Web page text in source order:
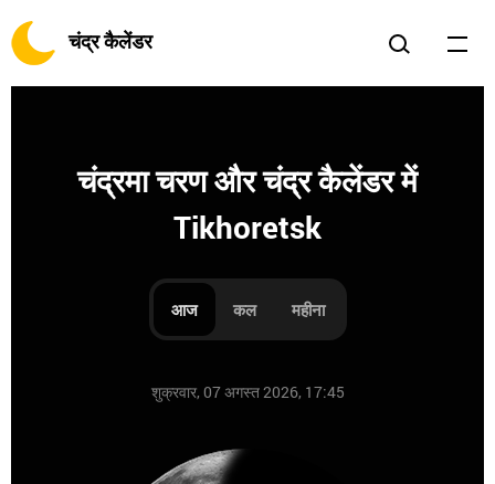
चंद्र कैलेंडर
चंद्रमा चरण और चंद्र कैलेंडर में
Tikhoretsk
आज कल महीना
शुक्रवार, 07 अगस्त 2026, 17:45